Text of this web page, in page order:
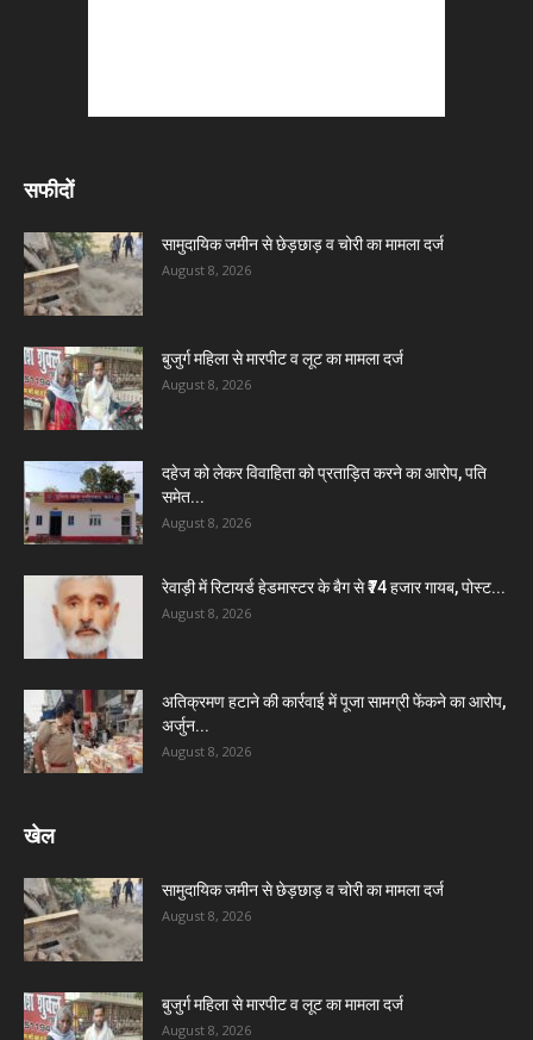
सफीदों
सामुदायिक जमीन से छेड़छाड़ व चोरी का मामला दर्ज
August 8, 2026
बुजुर्ग महिला से मारपीट व लूट का मामला दर्ज
August 8, 2026
दहेज को लेकर विवाहिता को प्रताड़ित करने का आरोप, पति
समेत...
August 8, 2026
रेवाड़ी में रिटायर्ड हेडमास्टर के बैग से ₹74 हजार गायब, पोस्ट...
August 8, 2026
अतिक्रमण हटाने की कार्रवाई में पूजा सामग्री फेंकने का आरोप,
अर्जुन...
August 8, 2026
खेल
सामुदायिक जमीन से छेड़छाड़ व चोरी का मामला दर्ज
August 8, 2026
बुजुर्ग महिला से मारपीट व लूट का मामला दर्ज
August 8, 2026